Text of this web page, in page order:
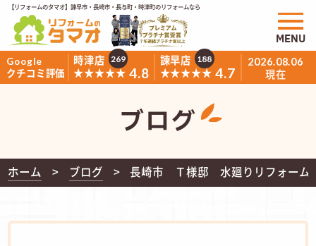
【リフォームのタマオ】諫早市・長崎市・長与町・時津町のリフォームなら
Google
クチコミ評価
時津店
★★★★★ 4.8
269
諫早店
★★★★★ 4.7
188 2026.08.06
現在
MENU
ブログ
ホーム ブログ 長崎市 Ｔ様邸 水廻りリフォーム